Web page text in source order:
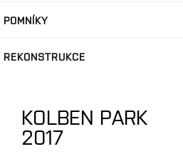
POMNÍKY
REKONSTRUKCE
KOLBEN PARK
2017